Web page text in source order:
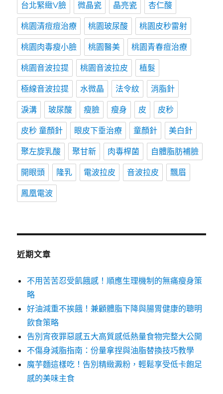
台北緊緻V臉 微晶瓷 晶亮瓷 杏仁酸
桃園清痘痘治療 桃園玻尿酸 桃園皮秒雷射
桃園肉毒瘦小臉 桃園醫美 桃園青春痘治療
桃園音波拉提 桃園音波拉皮 植髮
極線音波拉提 水微晶 法令紋 消脂針
淚溝 玻尿酸 瘦臉 瘦身 皮 皮秒
皮秒 童顏針 眼皮下垂治療 童顏針 美白針
聚左旋乳酸 聚甘新 肉毒桿菌 自體脂肪補臉
開眼頭 隆乳 電波拉皮 音波拉皮 飄眉
鳳凰電波
近期文章
不用苦苦忍受飢餓感！順應生理機制的無痛瘦身策
略
好油減重不挨餓！兼顧體脂下降與腸胃健康的聰明
飲食策略
告別宵夜罪惡感五大高質感低熱量食物完整大公開
不傷身減脂指南：份量拿捏與油脂替換技巧教學
魔芋麵這樣吃！告別精緻澱粉，輕鬆享受低卡飽足
感的美味主食